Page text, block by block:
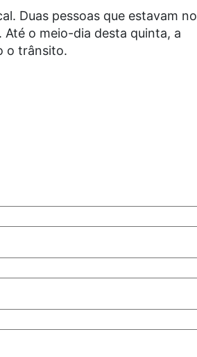
Duas pessoas que estavam no
o meio-dia desta quinta, a
o trânsito.